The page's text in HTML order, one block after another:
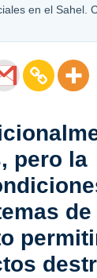
en el Sahel.
pero la
de